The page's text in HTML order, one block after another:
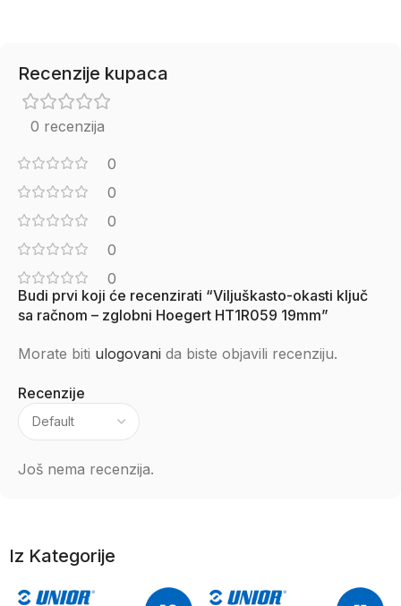
Recenzije kupaca
0 recenzija
0
0
0
0
0
Recenzije
Još nema recenzija.
Budi prvi koji će recenzirati “Viljuškasto-okasti ključ
sa račnom – zglobni Hoegert HT1R059 19mm”
Morate biti ulogovani da biste objavili recenziju.
Iz Kategorije